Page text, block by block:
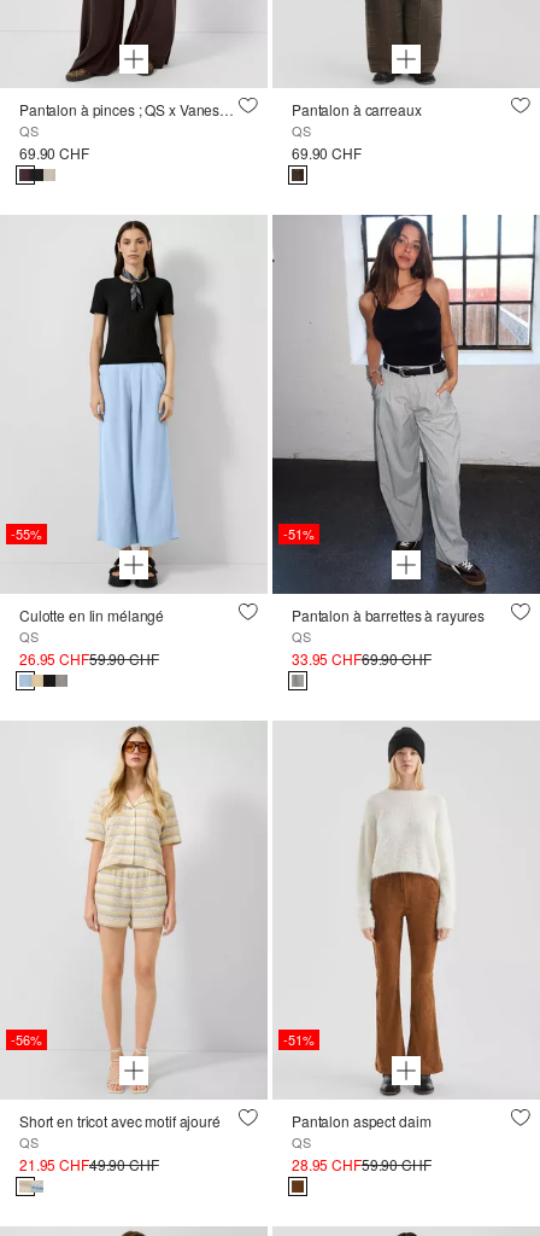
Pantalon à pinces ; QS x Vanessa Mai
QS
69.90 CHF
Pantalon à carreaux
QS
69.90 CHF
-55%
Culotte en lin mélangé
QS
26.95 CHF59.90 CHF
-51%
Pantalon à barrettes à rayures
QS
33.95 CHF69.90 CHF
-56%
Short en tricot avec motif ajouré
QS
21.95 CHF49.90 CHF
-51%
Pantalon aspect daim
QS
28.95 CHF59.90 CHF